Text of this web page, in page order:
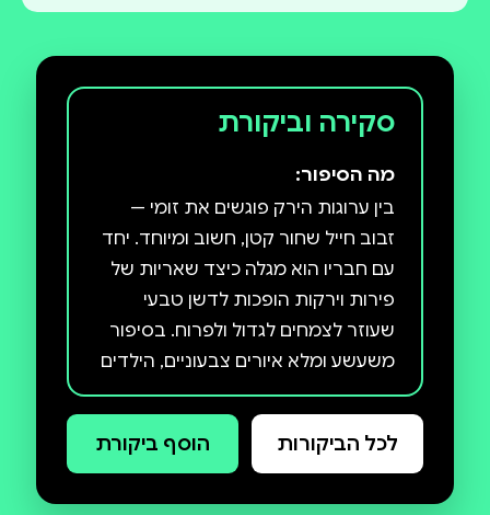
סקירה וביקורת
מה הסיפור:
בין ערוגות הירק פוגשים את זומי —
זבוב חייל שחור קטן, חשוב ומיוחד. יחד
עם חבריו הוא מגלה כיצד שאריות של
פירות וירקות הופכות לדשן טבעי
שעוזר לצמחים לגדול ולפרוח. בסיפור
משעשע ומלא איורים צבעוניים, הילדים
ילמדו על עולמו המרתק של זבוב החייל
השחור ועל תרומתו החשובה לטבע
לכל הביקורות הוסף ביקורת